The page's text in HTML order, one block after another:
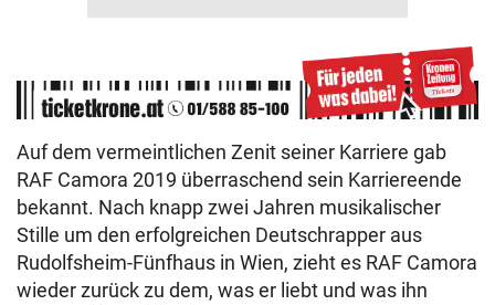
Auf dem vermeintlichen Zenit seiner Karriere gab
RAF Camora 2019 überraschend sein Karriereende
bekannt. Nach knapp zwei Jahren musikalischer
Stille um den erfolgreichen Deutschrapper aus
Rudolfsheim-Fünfhaus in Wien, zieht es RAF Camora
wieder zurück zu dem, was er liebt und was ihn